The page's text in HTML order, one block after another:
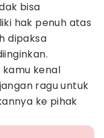
bisa
hak penuh atas
dipaksa
kenal
ragu untuk
ke pihak